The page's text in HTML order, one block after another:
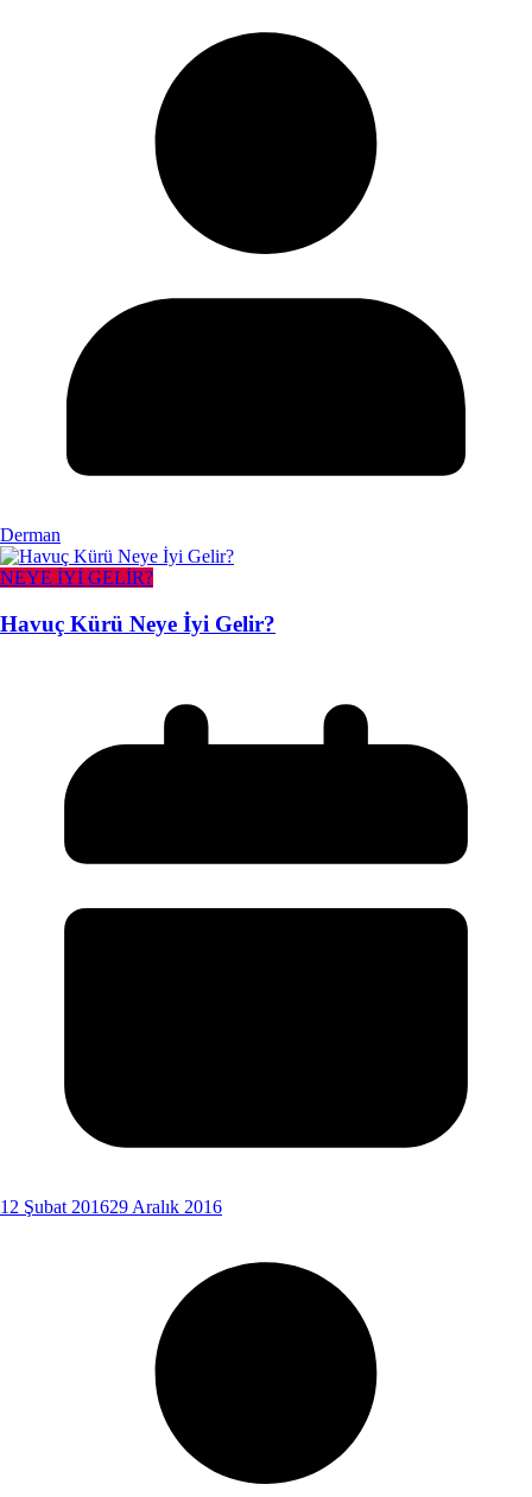
Derman
NEYE İYİ GELİR?
Havuç Kürü Neye İyi Gelir?
12 Şubat 201629 Aralık 2016